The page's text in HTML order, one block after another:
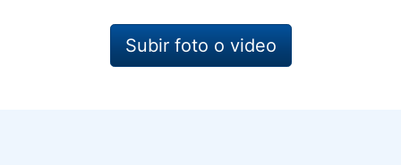
Subir foto o video